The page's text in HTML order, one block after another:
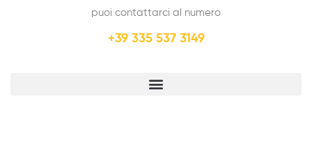
puoi contattarci al numero
+39 335 537 3149